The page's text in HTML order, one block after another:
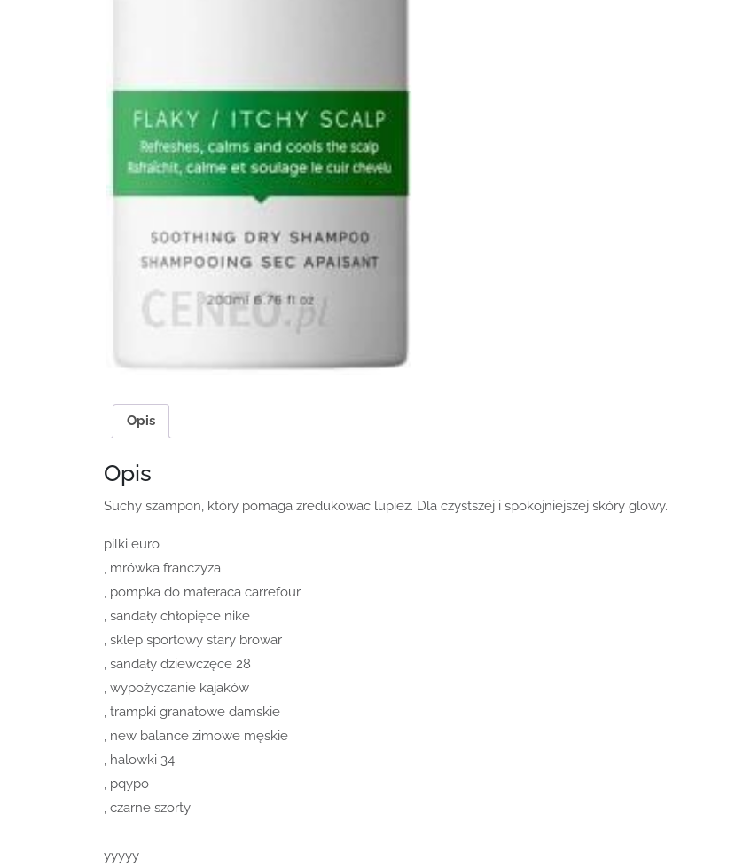
Opis
Opis
Suchy szampon, który pomaga zredukowac lupiez. Dla czystszej i spokojniejszej skóry glowy.
pilki euro
, mrówka franczyza
, pompka do materaca carrefour
, sandały chłopięce nike
, sklep sportowy stary browar
, sandały dziewczęce 28
, wypożyczanie kajaków
, trampki granatowe damskie
, new balance zimowe męskie
, halowki 34
, pqypo
, czarne szorty
yyyyy